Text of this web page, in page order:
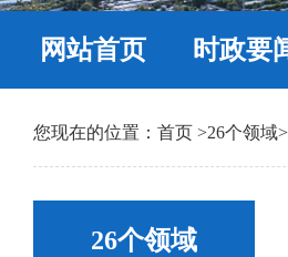
网站首页 时政要
您现在的位置： 首页 >26个领域>
26个领域